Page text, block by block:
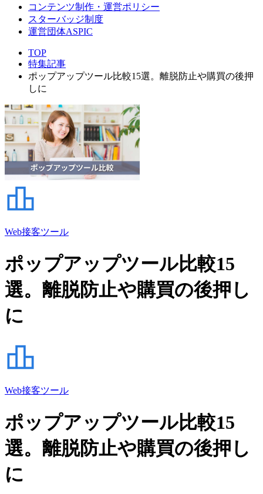
コンテンツ制作・運営ポリシー
スターバッジ制度
運営団体ASPIC
TOP
特集記事
ポップアップツール比較15選。離脱防止や購買の後押
しに
Web接客ツール
ポップアップツール比較15
選。離脱防止や購買の後押し
に
Web接客ツール
ポップアップツール比較15
選。離脱防止や購買の後押し
に